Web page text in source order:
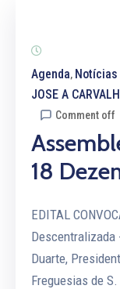
Agenda‚ Notícias
JOSE A
Comment off
18
EDITAL
Duarte,
Freguesias de